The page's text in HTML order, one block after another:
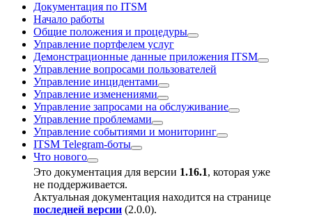
Документация по ITSM
Начало работы
Общие положения и процедуры
Управление портфелем услуг
Демонстрационные данные приложения ITSM
Управление вопросами пользователей
Управление инцидентами
Управление изменениями
Управление запросами на обслуживание
Управление проблемами
Управление событиями и мониторинг
ITSM Telegram-боты
Что нового
Это документация для версии 1.16.1, которая уже
не поддерживается.
Актуальная документация находится на странице
последней версии (2.0.0).